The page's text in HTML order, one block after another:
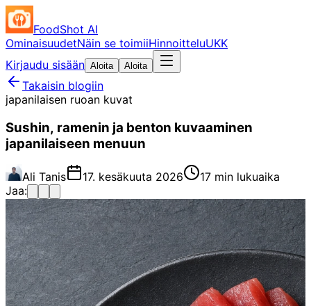
FoodShot AI
OminaisuudetNäin se toimiiHinnoitteluUKK
Kirjaudu sisään Aloita Aloita
Takaisin blogiin
japanilaisen ruoan kuvat
Sushin, ramenin ja benton kuvaaminen
japanilaiseen menuun
Ali Tanis 17. kesäkuuta 2026
17 min lukuaika
Jaa: